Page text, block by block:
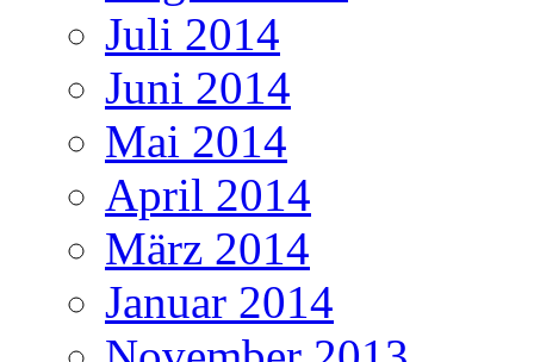
Juli 2014
Juni 2014
Mai 2014
April 2014
März 2014
Januar 2014